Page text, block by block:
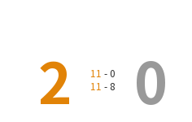
2 11 - 0
11 - 8 0